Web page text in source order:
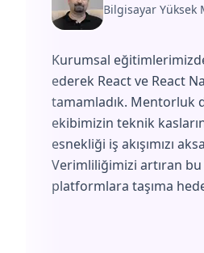
Bilgisayar Yüksek
Kurumsal
ederek React ve React
tamamladık. Mentorluk
ekibimizin teknik
esnekliği iş akışımızı
Verimliliğimizi artıran
platformlara taşıma